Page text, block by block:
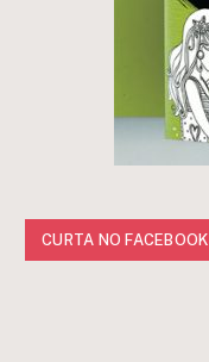
CURTA NO FACEBOOK